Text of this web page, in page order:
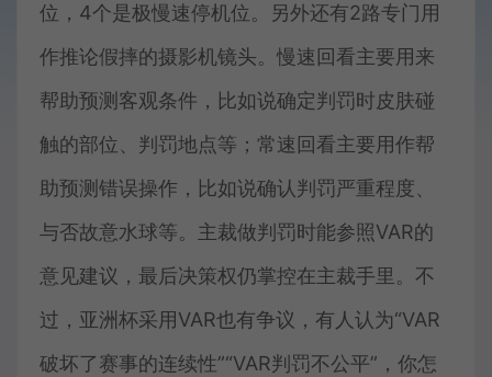
位，4个是极慢速停机位。另外还有2路专门用
作推论假摔的摄影机镜头。慢速回看主要用来
帮助预测客观条件，比如说确定判罚时皮肤碰
触的部位、判罚地点等；常速回看主要用作帮
助预测错误操作，比如说确认判罚严重程度、
与否故意水球等。主裁做判罚时能参照VAR的
意见建议，最后决策权仍掌控在主裁手里。不
过，亚洲杯采用VAR也有争议，有人认为“VAR
破坏了赛事的连续性”“VAR判罚不公平”，你怎